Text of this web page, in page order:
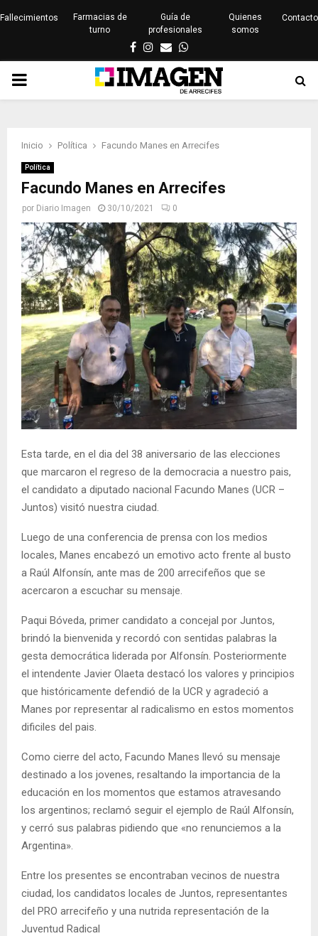
Fallecimientos
Farmacias de
turno
Guía de
profesionales
Quienes
somos
Contacto
Facebook
Instagram
EmailWhatsapp
PRIMARY
Inicio Política Facundo Manes en Arrecifes
Política
Facundo Manes en Arrecifes
por Diario Imagen 30/10/2021 0
Esta tarde, en el dia del 38 aniversario de las elecciones
que marcaron el regreso de la democracia a nuestro pais,
el candidato a diputado nacional Facundo Manes (UCR –
Juntos) visitó nuestra ciudad.
Luego de una conferencia de prensa con los medios
locales, Manes encabezó un emotivo acto frente al busto
a Raúl Alfonsín, ante mas de 200 arrecifeños que se
acercaron a escuchar su mensaje.
Paqui Bóveda, primer candidato a concejal por Juntos,
brindó la bienvenida y recordó con sentidas palabras la
gesta democrática liderada por Alfonsín. Posteriormente
el intendente Javier Olaeta destacó los valores y principios
que históricamente defendió de la UCR y agradeció a
Manes por representar al radicalismo en estos momentos
dificiles del pais.
Como cierre del acto, Facundo Manes llevó su mensaje
destinado a los jovenes, resaltando la importancia de la
educación en los momentos que estamos atravesando
los argentinos; reclamó seguir el ejemplo de Raúl Alfonsín,
y cerró sus palabras pidiendo que «no renunciemos a la
Argentina».
Entre los presentes se encontraban vecinos de nuestra
ciudad, los candidatos locales de Juntos, representantes
del PRO arrecifeño y una nutrida representación de la
Juventud Radical